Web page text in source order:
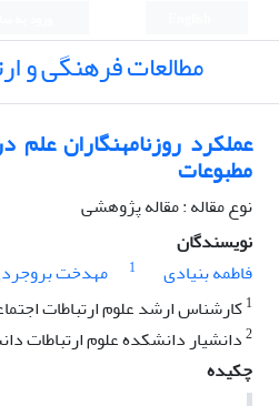
مطالعات فرهنگی و
عملکرد روزنامهنگاران
مطبوعات
نوع مقاله : مقاله پژوهشی
نویسندگان
فاطمه بنیادی
1 مهدخت
1کارشناس ارشد علوم ارتباطات
2دانشیار دانشکده علوم ارتباطات
چکیده